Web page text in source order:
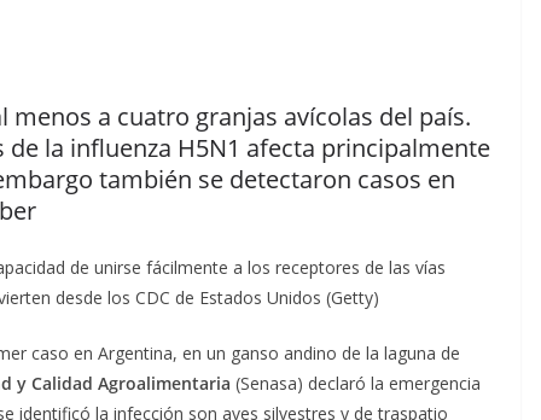
a cuatro granjas avícolas del país.
la influenza H5N1 afecta principalmente
también se detectaron casos en
de unirse fácilmente a los receptores de las vías
desde los CDC de Estados Unidos (Getty)
caso en Argentina, en un ganso andino de la laguna de
y Calidad Agroalimentaria (Senasa) declaró la emergencia
identificó la infección son aves silvestres y de traspatio